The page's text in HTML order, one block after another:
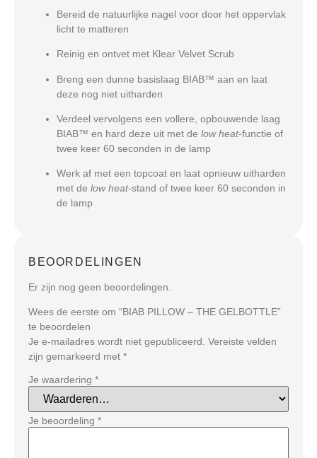
Bereid de natuurlijke nagel voor door het oppervlak
licht te matteren
Reinig en ontvet met Klear Velvet Scrub
Breng een dunne basislaag BIAB™ aan en laat
deze nog niet uitharden
Verdeel vervolgens een vollere, opbouwende laag
BIAB™ en hard deze uit met de low heat-functie of
twee keer 60 seconden in de lamp
Werk af met een topcoat en laat opnieuw uitharden
met de low heat-stand of twee keer 60 seconden in
de lamp
BEOORDELINGEN
Er zijn nog geen beoordelingen.
Wees de eerste om “BIAB PILLOW – THE GELBOTTLE”
te beoordelen
Je e-mailadres wordt niet gepubliceerd. Vereiste velden
zijn gemarkeerd met *
Je waardering *
Je beoordeling *